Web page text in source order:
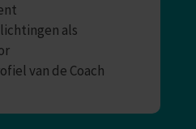
als
van de Coach